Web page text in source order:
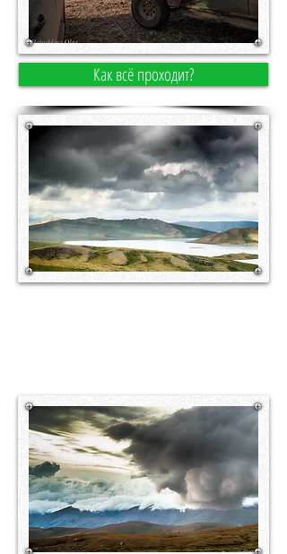
Как всё проходит?